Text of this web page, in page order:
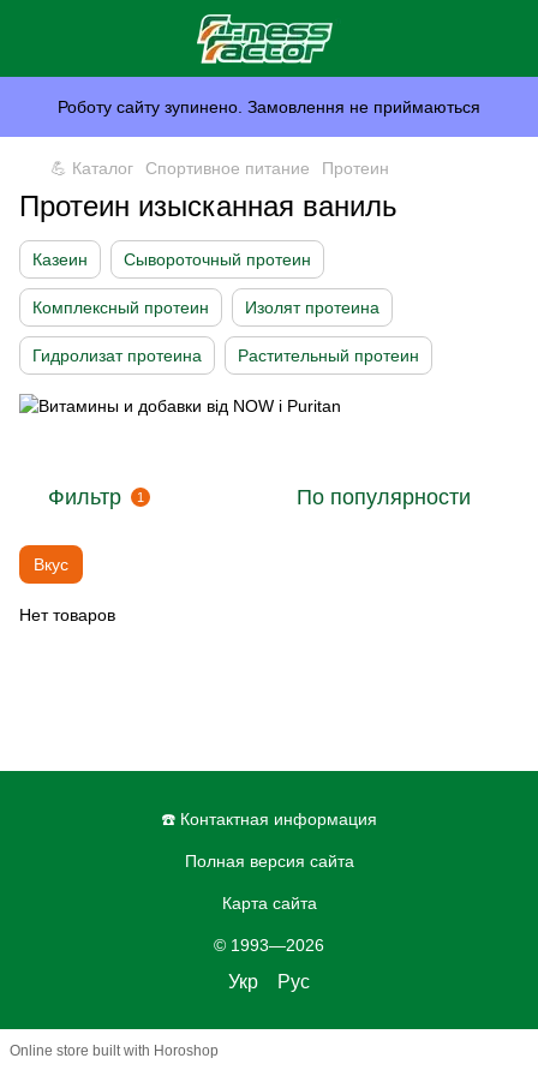
Роботу сайту зупинено. Замовлення не приймаються
💪 Каталог Спортивное питание Протеин
Протеин изысканная ваниль
Казеин Сывороточный протеин
Комплексный протеин Изолят протеина
Гидролизат протеина Растительный протеин
Фильтр 1 По популярности
Вкус
Нет товаров
☎️ Контактная информация
Полная версия сайта
Карта сайта
© 1993—2026
Укр Рус
Online store built with Horoshop